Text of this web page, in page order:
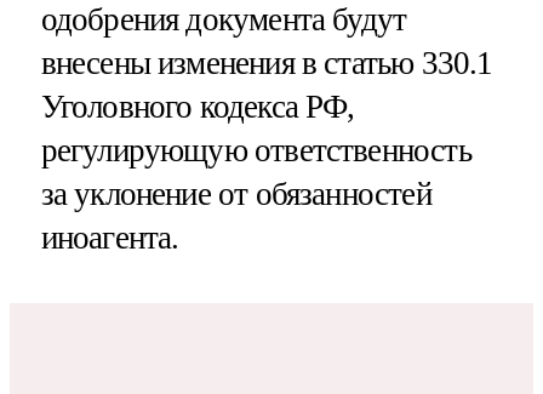
одобрения документа будут
внесены изменения в статью 330.1
Уголовного кодекса РФ,
регулирующую ответственность
за уклонение от обязанностей
иноагента.